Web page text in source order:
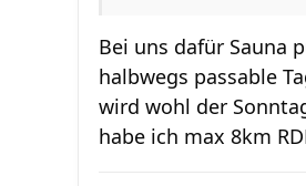
Bei uns dafür Sauna
halbwegs passable
wird wohl der
habe ich max 8km